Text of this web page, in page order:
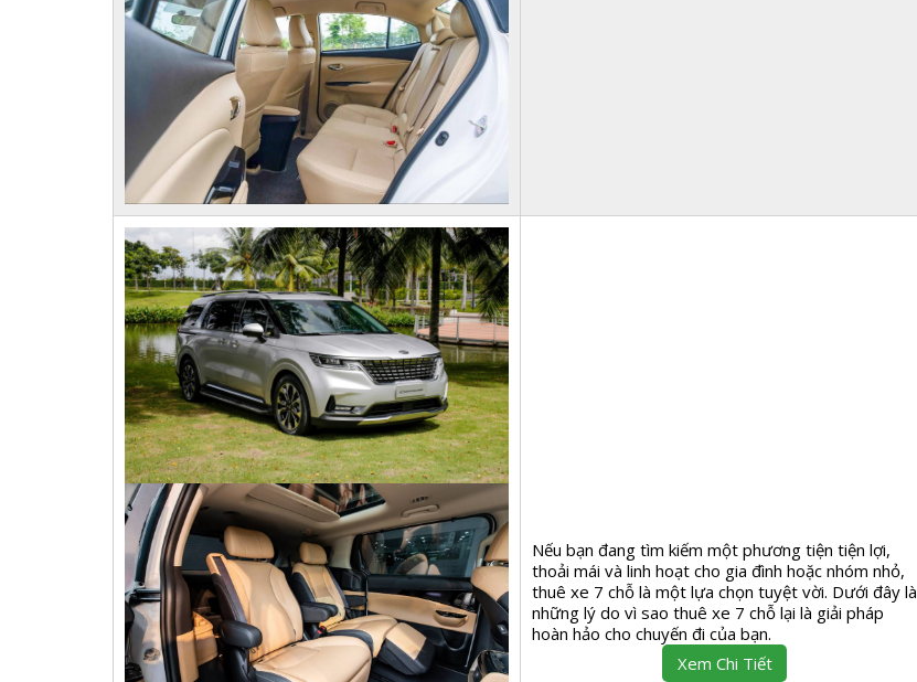
Nếu bạn đang tìm kiếm một phương tiện tiện lợi,
thoải mái và linh hoạt cho gia đình hoặc nhóm nhỏ,
thuê xe 7 chỗ là một lựa chọn tuyệt vời. Dưới đây là
những lý do vì sao thuê xe 7 chỗ lại là giải pháp
hoàn hảo cho chuyến đi của bạn.
Xem Chi Tiết